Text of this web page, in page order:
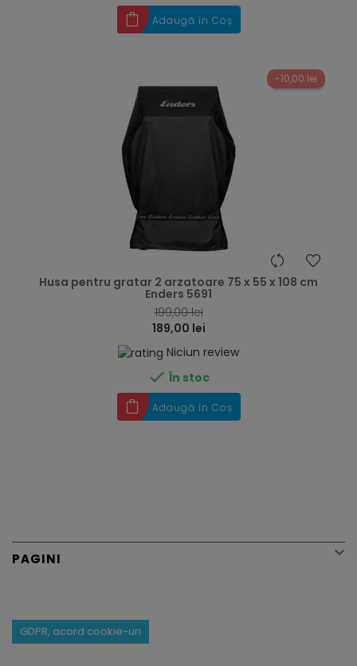
Adaugă în Coș
-10,00 lei
Husa pentru gratar 2 arzatoare 75 x 55 x 108 cm
Enders 5691
199,00 lei
189,00 lei
Niciun review
 În stoc
Adaugă în Coș
PAGINI 
GDPR, acord cookie-uri